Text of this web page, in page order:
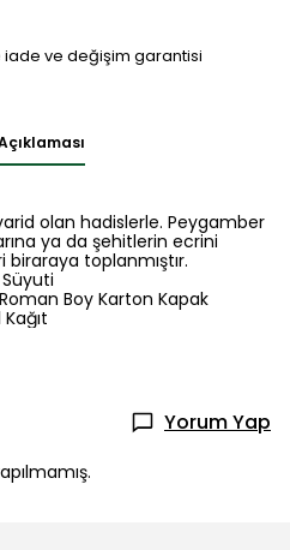
iade ve değişim garantisi
olan hadislerle. Peygamber
ya da şehitlerin ecrini
biraraya toplanmıştır.
Boy Karton Kapak
Yorum Yap